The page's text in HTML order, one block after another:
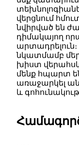
վերցնում
նվիրված են
դիմակայող
նկատմամբ
խիստ
մենք հպարտ
առաջարկել
և